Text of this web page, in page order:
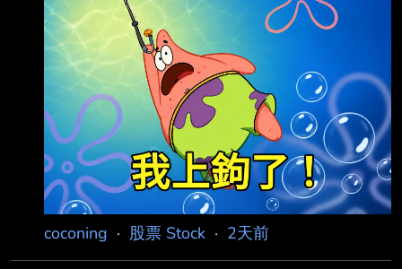
154.10 自營商(避險) 411.29 373.45 +37.83 投
信 262.96 176.55 +86.41 外資及陸資 4825.02
3921.94 +903.08 外資自營商 0 0 0
========================
coconing · 股票 Stock · 2天前